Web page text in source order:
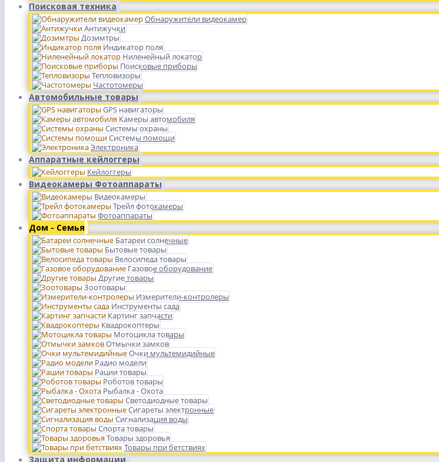
Поисковая техника
Обнаружители видеокамер
Антижучки
Дозимтры
Индикатор поля
Ниленейный локатор
Поисковые приборы
Тепловизоры
Частотомеры
Автомобильные товары
GPS навигаторы
Камеры автомобиля
Системы охраны
Системы помощи
Электроника
Аппаратные кейлоггеры
Кейлоггеры
Видеокамеры Фотоаппараты
Видеокамеры
Трейл фотокамеры
Фотоаппараты
Дом - Семья
Батареи солнечные
Бытовые товары
Велосипеда товары
Газовое оборудование
Другие товары
Зоотовары
Измерители-контролеры
Инструменты сада
Картинг запчасти
Квадрокоптеры
Мотоцикла товары
Отмычки замков
Очки мультемидийные
Радио модели
Рации товары
Роботов товары
Рыбалка - Охота
Светодиодные товары
Сигареты электронные
Сигнализация воды
Спорта товары
Товары здоровья
Товары при бетствиях
Защита информации